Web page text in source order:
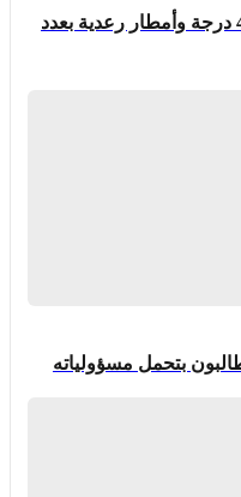
نشرة إنذارية: موجة حر تصل إلى 47 درجة وأمطار رعدية بعدد
بتحمل مسؤولياته